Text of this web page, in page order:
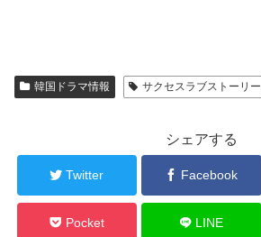
韓国ドラマ情報 サクセスラブストーリー
シェアする
Twitter Facebook
Pocket LINE